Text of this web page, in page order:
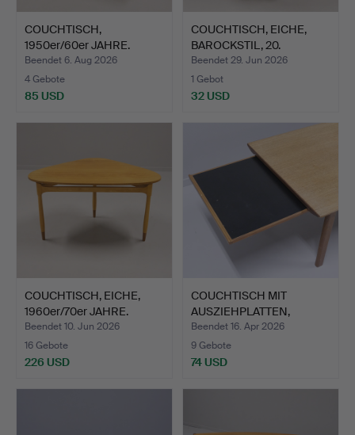
COUCHTISCH,
1950er/60er JAHRE.
Beendet 6. Aug 2026
4 Gebote
85 USD
COUCHTISCH, EICHE,
BAROCKSTIL, 20.
JAHRHUN…
Beendet 29. Jun 2026
1 Gebot
32 USD
COUCHTISCH, EICHE,
1960er/70er JAHRE.
Beendet 10. Jun 2026
16 Gebote
226 USD
COUCHTISCH MIT
AUSZIEHPLATTEN,
1960ER JAHR…
Beendet 16. Apr 2026
9 Gebote
74 USD